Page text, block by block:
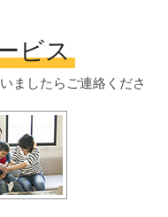
ビス
ましたらご連絡くださ